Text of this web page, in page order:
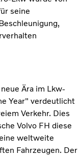
seine
Ära im Lkw-
Year" verdeutlicht
Verkehr. Dies
Volvo FH diese
weltweite
Fahrzeugen. Der